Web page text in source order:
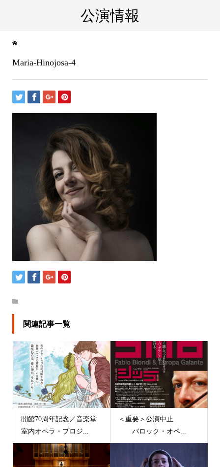
公演情報
Maria-Hinojosa-4
関連記事一覧
開館70周年記念／音楽堂
室内オペラ・プロジ...
＜重要＞公演中止
バロック・オペ...